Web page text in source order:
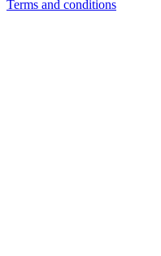
Terms and conditions